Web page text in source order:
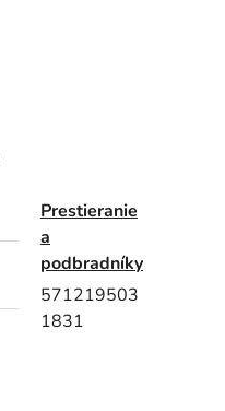
Prestieranie
a
podbradníky
571219503
1831